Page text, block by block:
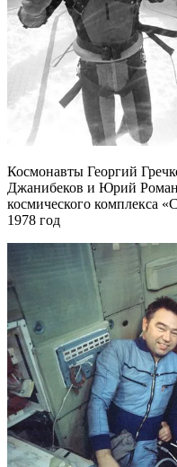
Космонавты Георгий
Джанибеков и Юрий
космического комплекса
1978 год